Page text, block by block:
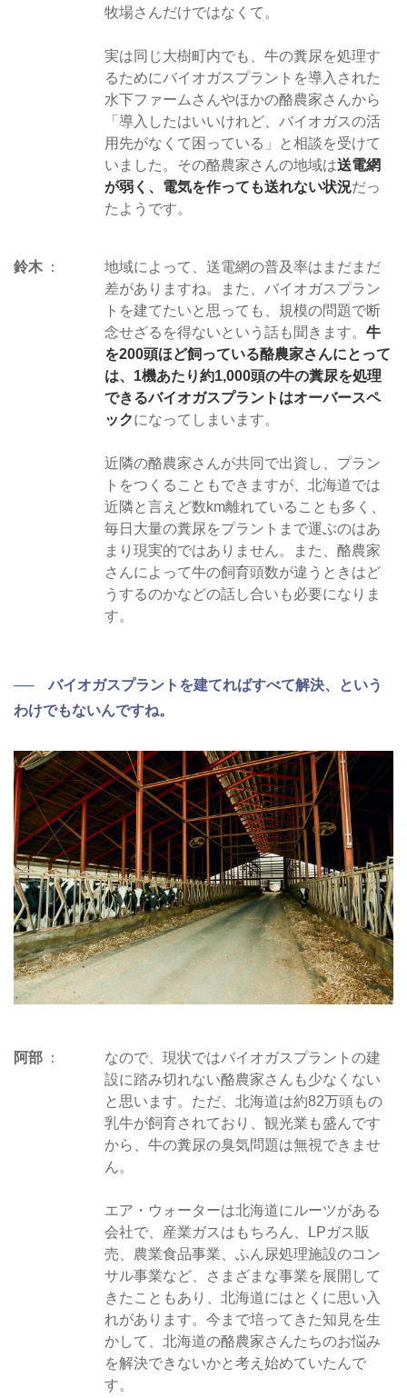
牧場さんだけではなくて。
実は同じ大樹町内でも、牛の糞尿を処理す
るためにバイオガスプラントを導入された
水下ファームさんやほかの酪農家さんから
「導入したはいいけれど、バイオガスの活
用先がなくて困っている」と相談を受けて
いました。その酪農家さんの地域は送電網
が弱く、電気を作っても送れない状況だっ
たようです。
鈴木
地域によって、送電網の普及率はまだまだ
差がありますね。また、バイオガスプラン
トを建てたいと思っても、規模の問題で断
念せざるを得ないという話も聞きます。牛
を200頭ほど飼っている酪農家さんにとって
は、1機あたり約1,000頭の牛の糞尿を処理
できるバイオガスプラントはオーバースペ
ックになってしまいます。
近隣の酪農家さんが共同で出資し、プラン
トをつくることもできますが、北海道では
近隣と言えど数km離れていることも多く、
毎日大量の糞尿をプラントまで運ぶのはあ
まり現実的ではありません。また、酪農家
さんによって牛の飼育頭数が違うときはど
うするのかなどの話し合いも必要になりま
す。
── バイオガスプラントを建てればすべて解決、という
わけでもないんですね。
阿部
なので、現状ではバイオガスプラントの建
設に踏み切れない酪農家さんも少なくない
と思います。ただ、北海道は約82万頭もの
乳牛が飼育されており、観光業も盛んです
から、牛の糞尿の臭気問題は無視できませ
ん。
エア・ウォーターは北海道にルーツがある
会社で、産業ガスはもちろん、LPガス販
売、農業食品事業、ふん尿処理施設のコン
サル事業など、さまざまな事業を展開して
きたこともあり、北海道にはとくに思い入
れがあります。今まで培ってきた知見を生
かして、北海道の酪農家さんたちのお悩み
を解決できないかと考え始めていたんで
す。